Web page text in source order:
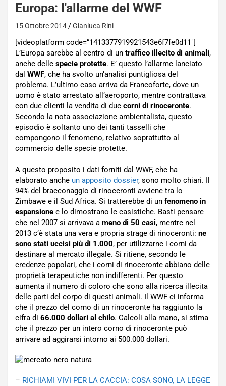
Europa: l'allarme del WWF
15 Ottobre 2014 Gianluca Rini
[videoplatform code=”1413377919921543e6f7fe0d11″]
L’Europa sarebbe al centro di un traffico illecito di animali,
anche delle specie protette. E’ questo l’allarme lanciato
dal WWF, che ha svolto un’analisi puntigliosa del
problema. L’ultimo caso arriva da Francoforte, dove un
uomo è stato arrestato all’aeroporto, mentre contrattava
con due clienti la vendita di due corni di rinoceronte.
Secondo la nota associazione ambientalista, questo
episodio è soltanto uno dei tanti tasselli che
compongono il fenomeno, relativo soprattutto al
commercio delle specie protette.
A questo proposito i dati forniti dal WWF, che ha
elaborato anche un apposito dossier, sono molto chiari. Il
94% del bracconaggio di rinoceronti avviene tra lo
Zimbawe e il Sud Africa. Si tratterebbe di un fenomeno in
espansione e lo dimostrano le casistiche. Basti pensare
che nel 2007 si arrivava a meno di 50 casi, mentre nel
2013 c’è stata una vera e propria strage di rinoceronti: ne
sono stati uccisi più di 1.000, per utilizzarne i corni da
destinare al mercato illegale. Si ritiene, secondo le
credenze popolari, che i corni di rinoceronte abbiano delle
proprietà terapeutiche non indifferenti. Per questo
aumenta il numero di coloro che sono alla ricerca illecita
delle parti del corpo di questi animali. Il WWF ci informa
che il prezzo del corno di un rinoceronte ha raggiunto la
cifra di 66.000 dollari al chilo. Calcoli alla mano, si stima
che il prezzo per un intero corno di rinoceronte può
arrivare ad aggirarsi intorno ai 500.000 dollari.
– RICHIAMI VIVI PER LA CACCIA: COSA SONO, LA LEGGE